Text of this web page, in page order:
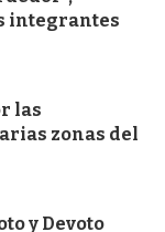
integrantes
las
zonas del
y Devoto